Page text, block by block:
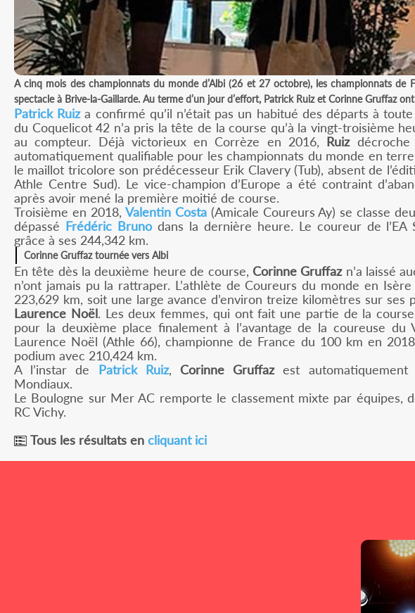
A cinq mois des championnats du monde d’Albi (26 et 27 octobre), les championnats
spectacle à Brive-la-Gaillarde. Au terme d’un jour d’effort, Patrick Ruiz et Corinne Gruffaz
Patrick Ruiza confirmé qu’il n’était pas un habitué des départs à
du Coquelicot 42 n’a pris la tête de la course qu’à la vingt-troisième
au compteur. Déjà victorieux en Corrèze en 2016, Ruizdécroche
automatiquement qualifiable pour les championnats du monde en
le maillot tricolore son prédécesseur Erik Clavery (Tub), absent de
Athle Centre Sud). Le vice-champion d’Europe a été contraint
après avoir mené la première moitié de course.
Troisième en 2018,Valentin Costa (Amicale Coureurs Ay) se classe
dépassé Frédéric Brunodans la dernière heure. Le coureur de l’EA
grâce à ses 244,342 km.
Corinne Gruffaz tournée vers Albi
En tête dès la deuxième heure de course, Corinne Gruffazn’a laissé
n’ont jamais pu la rattraper. L’athlète de Coureurs du monde en
223,629 km, soit une large avance d’environ treize kilomètres sur ses
Laurence Noël. Les deux femmes, qui ont fait une partie de la
pour la deuxième place finalement à l’avantage de la coureuse du
Laurence Noël (Athle 66), championne de France du 100 km en
podium avec 210,424 km.
A l’instar de Patrick Ruiz, Corinne Gruffazest automatiquement
Mondiaux.
Le Boulogne sur Mer AC remporte le classement mixte par équipes,
RC Vichy.
Tous les résultats en cliquant ici